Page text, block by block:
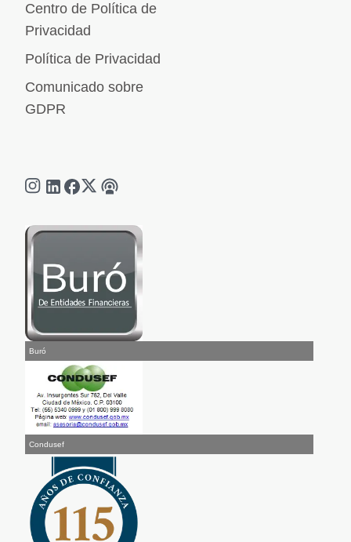
Centro de Política de
Privacidad
Política de Privacidad
Comunicado sobre
GDPR
Buró
Condusef